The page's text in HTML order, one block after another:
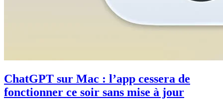
ChatGPT sur Mac : l’app cessera de
fonctionner ce soir sans mise à jour